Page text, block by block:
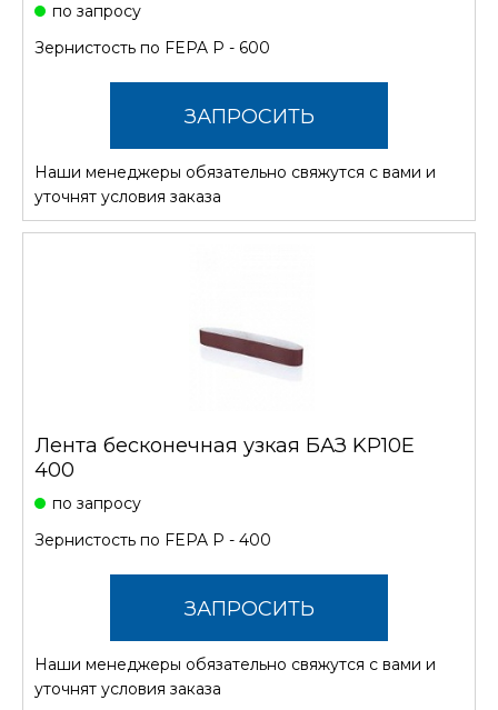
по запросу
Зернистость по FEPA P - 600
ЗАПРОСИТЬ
СТОИМОСТЬ
Наши менеджеры обязательно свяжутся с вами и
уточнят условия заказа
Лента бесконечная узкая БАЗ KP10E
400
по запросу
Зернистость по FEPA P - 400
ЗАПРОСИТЬ
СТОИМОСТЬ
Наши менеджеры обязательно свяжутся с вами и
уточнят условия заказа